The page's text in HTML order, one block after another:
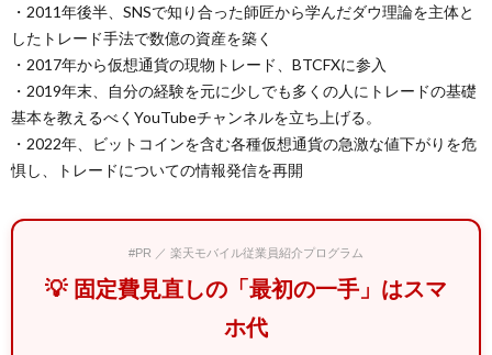
・2011年後半、SNSで知り合った師匠から学んだダウ理論を主体と
したトレード手法で数億の資産を築く
・2017年から仮想通貨の現物トレード、BTCFXに参入
・2019年末、自分の経験を元に少しでも多くの人にトレードの基礎
基本を教えるべくYouTubeチャンネルを立ち上げる。
・2022年、ビットコインを含む各種仮想通貨の急激な値下がりを危
惧し、トレードについての情報発信を再開
#PR ／ 楽天モバイル従業員紹介プログラム
💡 固定費見直しの「最初の一手」はスマ
ホ代